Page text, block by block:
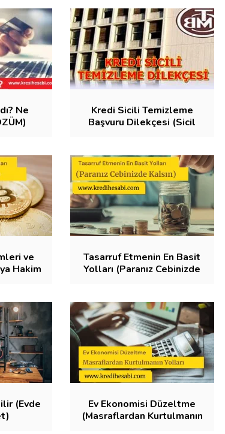
Ne
Kredi Sicili Temizleme
Başvuru Dilekçesi (Sicil
ve
Hakim
Tasarruf Etmenin En Basit
Yolları (Paranız Cebinizde
(Evde
Ev Ekonomisi Düzeltme
(Masraflardan Kurtulmanın